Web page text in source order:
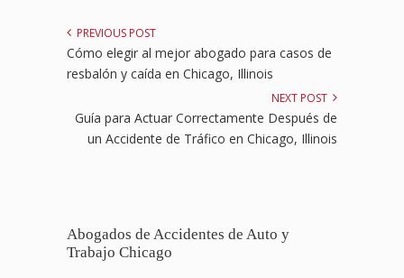
PREVIOUS POST
Cómo elegir al mejor abogado para casos de
resbalón y caída en Chicago, Illinois
NEXT POST
Guía para Actuar Correctamente Después de
un Accidente de Tráfico en Chicago, Illinois
Abogados de Accidentes de Auto y
Trabajo Chicago